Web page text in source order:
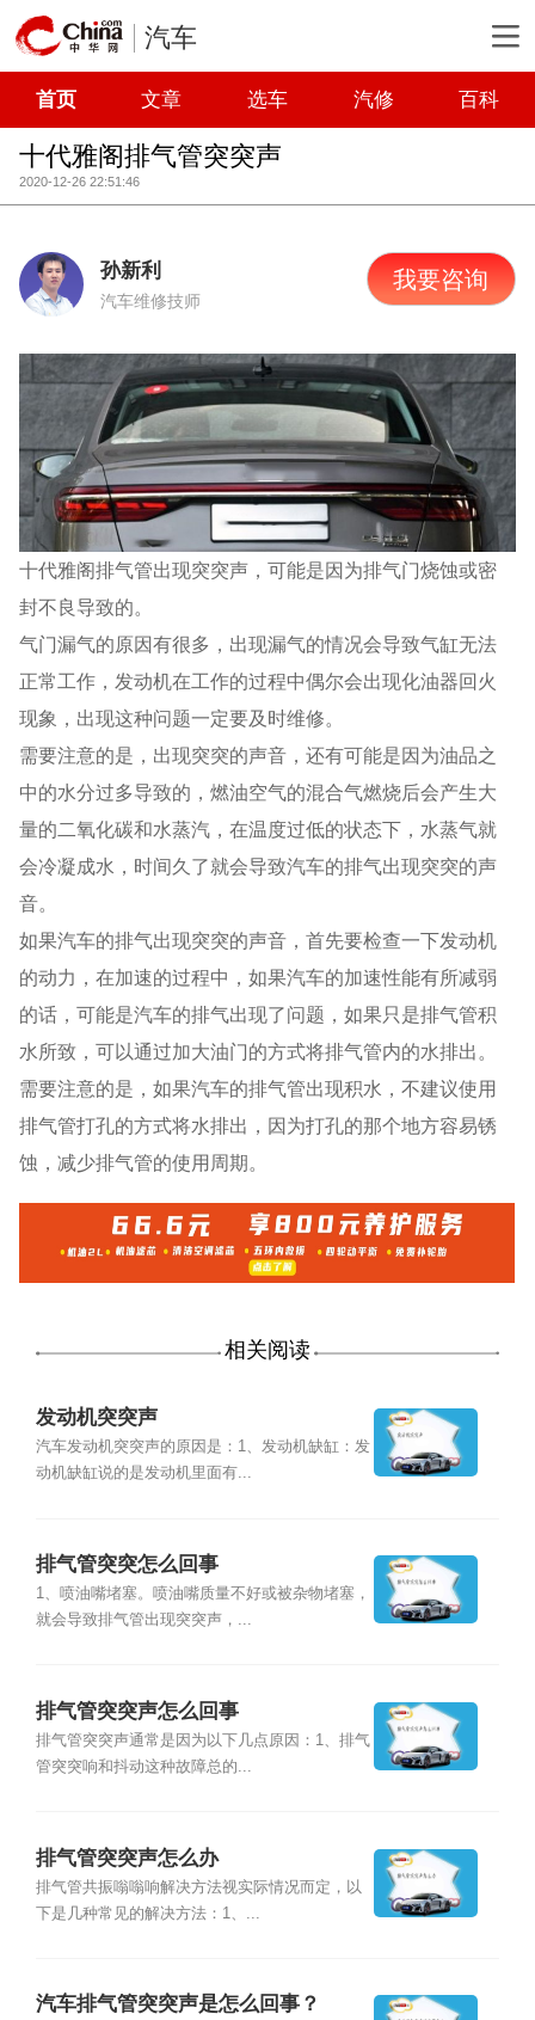
汽车
首页 文章 选车 汽修 百科
十代雅阁排气管突突声
2020-12-26 22:51:46
孙新利
汽车维修技师
我要咨询
十代雅阁排气管出现突突声，可能是因为排气门烧蚀或密
封不良导致的。
气门漏气的原因有很多，出现漏气的情况会导致气缸无法
正常工作，发动机在工作的过程中偶尔会出现化油器回火
现象，出现这种问题一定要及时维修。
需要注意的是，出现突突的声音，还有可能是因为油品之
中的水分过多导致的，燃油空气的混合气燃烧后会产生大
量的二氧化碳和水蒸汽，在温度过低的状态下，水蒸气就
会冷凝成水，时间久了就会导致汽车的排气出现突突的声
音。
如果汽车的排气出现突突的声音，首先要检查一下发动机
的动力，在加速的过程中，如果汽车的加速性能有所减弱
的话，可能是汽车的排气出现了问题，如果只是排气管积
水所致，可以通过加大油门的方式将排气管内的水排出。
需要注意的是，如果汽车的排气管出现积水，不建议使用
排气管打孔的方式将水排出，因为打孔的那个地方容易锈
蚀，减少排气管的使用周期。
相关阅读
发动机突突声
汽车发动机突突声的原因是：1、发动机缺缸：发
动机缺缸说的是发动机里面有...
排气管突突怎么回事
1、喷油嘴堵塞。喷油嘴质量不好或被杂物堵塞，
就会导致排气管出现突突声，...
排气管突突声怎么回事
排气管突突声通常是因为以下几点原因：1、排气
管突突响和抖动这种故障总的...
排气管突突声怎么办
排气管共振嗡嗡响解决方法视实际情况而定，以
下是几种常见的解决方法：1、...
汽车排气管突突声是怎么回事？